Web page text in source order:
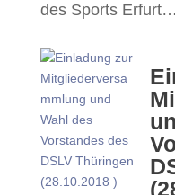
des Sports Erfurt…